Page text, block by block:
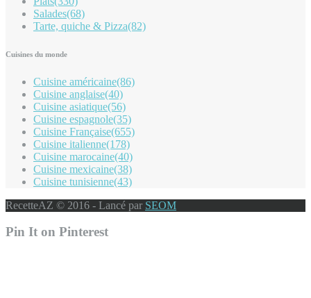
Salades(68)
Tarte, quiche & Pizza(82)
Cuisines du monde
Cuisine américaine(86)
Cuisine anglaise(40)
Cuisine asiatique(56)
Cuisine espagnole(35)
Cuisine Française(655)
Cuisine italienne(178)
Cuisine marocaine(40)
Cuisine mexicaine(38)
Cuisine tunisienne(43)
RecetteAZ © 2016 - Lancé par SEOM
Pin It on Pinterest